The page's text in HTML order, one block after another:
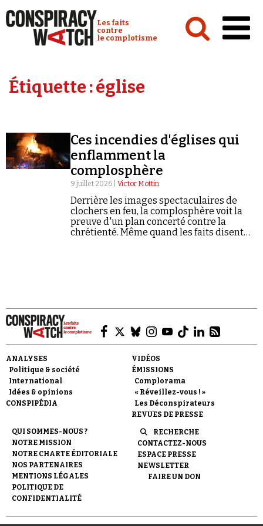
Conspiracy Watch :
Les faits
contre
le complotisme
Analyses
Vidéos
Émissions
Revues de presse
Faire un don
Demander à Vera
Étiquette :église
Ces incendies d'églises qui
enflamment la
complosphère
9 juillet 2026 | Victor Mottin
Derrière les images spectaculaires de
clochers en feu, la complosphère voit la
preuve d'un plan concerté contre la
chrétienté. Même quand les faits disent
ANALYSES
Politique & société
International
Idées & opinions
CONSPIPÉDIA
VIDÉOS
ÉMISSIONS
Complorama
« Réveillez-vous ! »
Les Déconspirateurs
REVUES DE PRESSE
QUI SOMMES-NOUS ?
NOTRE MISSION
NOTRE CHARTE ÉDITORIALE
NOS PARTENAIRES
MENTIONS LÉGALES
POLITIQUE DE
CONFIDENTIALITÉ
RECHERCHE
CONTACTEZ-NOUS
ESPACE PRESSE
NEWSLETTER
FAIRE UN DON